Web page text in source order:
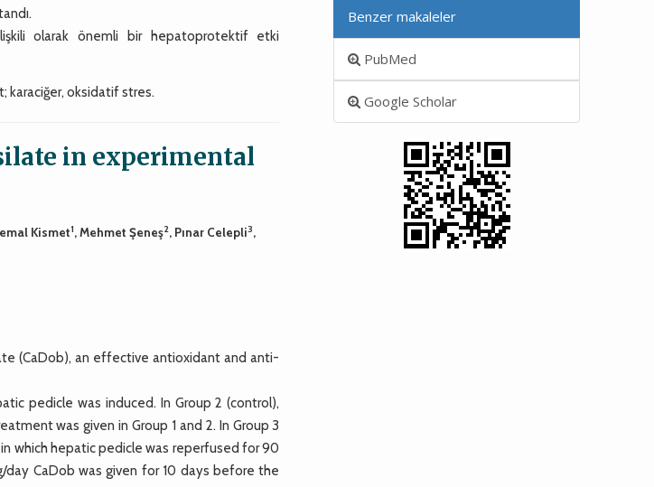
olarak önemli bir hepatoprotektif etki
karaciğer, oksidatif stres.
in experimental
Kismet1, Mehmet Şeneş2, Pınar Celepli3,
(CaDob), an effective antioxidant and anti-
pedicle was induced. In Group 2 (control),
was given in Group 1 and 2. In Group 3
which hepatic pedicle was reperfused for 90
CaDob was given for 10 days before the
Benzer makaleler
PubMed
Google Scholar